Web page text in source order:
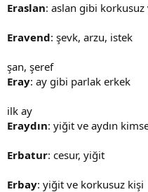
Eraslan: aslan gibi korkusuz
Eravend: şevk, arzu, istek
şan, şeref
Eray: ay gibi parlak erkek
ilk ay
Eraydın: yiğit ve aydın
Erbatur: cesur, yiğit
Erbay: yiğit ve korkusuz kişi